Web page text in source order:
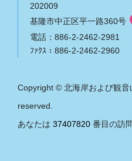
202009
基隆市中正区平一路360号
電話：886-2-2462-2981
ﾌｧｸｽ：886-2-2462-2960
Copyright © 北海岸および観
reserved.
あなたは 37407820 番目の訪